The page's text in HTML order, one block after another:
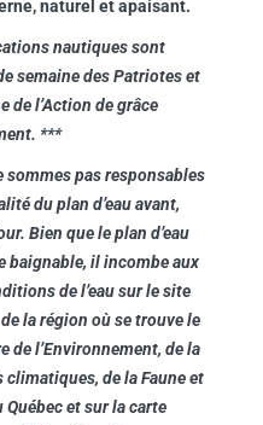
naturel et apaisant.
nautiques sont
semaine des Patriotes et
de l’Action de grâce
***
pas responsables
du plan d’eau avant,
Bien que le plan d’eau
baignable, il incombe aux
de l’eau sur le site
la région où se trouve le
de l’Environnement, de la
de la Faune et
Québec et sur la carte